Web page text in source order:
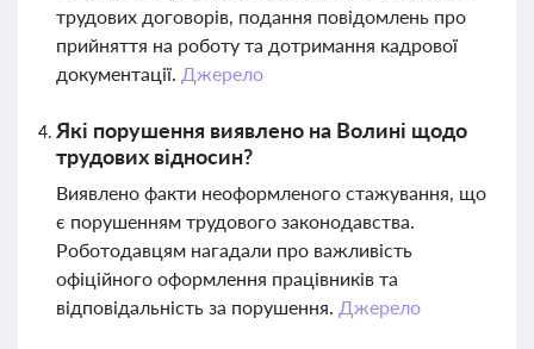
трудових договорів, подання повідомлень про
прийняття на роботу та дотримання кадрової
документації. Джерело
Які порушення виявлено на Волині щодо
трудових відносин?
Виявлено факти неоформленого стажування, що
є порушенням трудового законодавства.
Роботодавцям нагадали про важливість
офіційного оформлення працівників та
відповідальність за порушення. Джерело